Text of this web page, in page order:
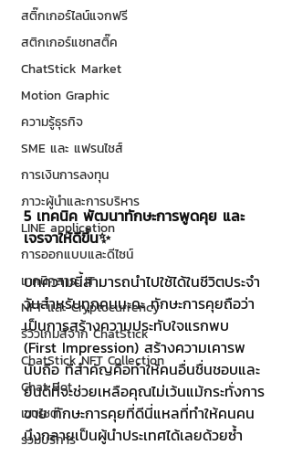
สติ๊กเกอร์ไลน์แจกฟรี
สติกเกอร์แชทสติ๊ค
ChatStick Market
Motion Graphic
ความรู้ธุรกิจ
SME และ แฟรนไชส์
การเงินการลงทุน
ภาวะผู้นำและการบริหาร
LINE application
การออกแบบและดีไซน์
เทคนิคสาระ IT
NFT และ Cryptocurrency
รีวิวเกมส์จาก ChatStick
ChatStick NFT Collection
Chat Bot
เวบไซต์
รวมบริการ
5 เทคนิค พัฒนาทักษะการพูดคุย และ
เจรจาให้ดีขึ้น✨
บทความนี้สามารถนำไปใช้ได้ในชีวิตประจำ
วันสำหรับทุกคนนะคะ ทักษะการคุยถือว่า
เป็นการสร้างความประทับใจแรกพบ
(First Impression) สร้างความเคารพ
นับถือ ที่สำคัญคือทำให้คนอื่นชื่นชอบและ
ยินดีที่จะช่วยเหลือคุณไม่เว้นแม้กระทั่งการ
ขาย ทักษะการคุยที่ดีนี่แหลที่ทำให้คนคน
นึงกลายเป็นผู้นำประเทศได้เลยด้วยซ้ำ